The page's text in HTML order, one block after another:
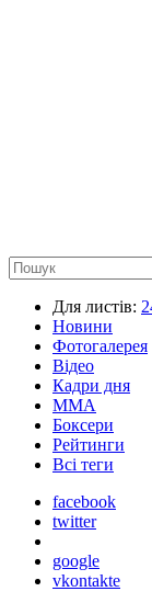
Для листів:
Новини
Фотогалерея
Відео
Кадри дня
ММА
Боксери
Рейтинги
Всі теги
facebook
twitter
google
vkontakte